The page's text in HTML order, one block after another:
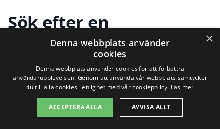
Sök efter en
professionell för
takrenovering i andra
städer nära Grönalid
×
Denna webbplats använder
cookies
Denna webbplats använder cookies för att förbättra
användarupplevelsen. Genom att använda vår webbplats samtycker
du till alla cookies i enlighet med vår cookiepolicy. Läs mer
ACCEPTERA ALLA AVVISA ALLT